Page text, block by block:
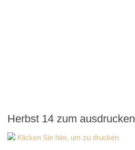
Herbst 14 zum ausdrucken
Klicken Sie hier, um zu drucken